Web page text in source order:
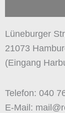
Lüneburger
21073
(Eingang
Telefon: 040
E-Mail: